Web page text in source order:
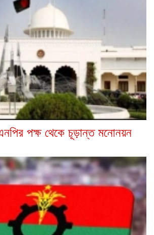
পক্ষ থেকে চূড়ান্ত মনোনয়ন